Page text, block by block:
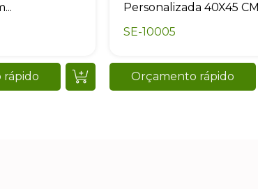
Personalizada 40X45
SE-10005
Orçamento rápido